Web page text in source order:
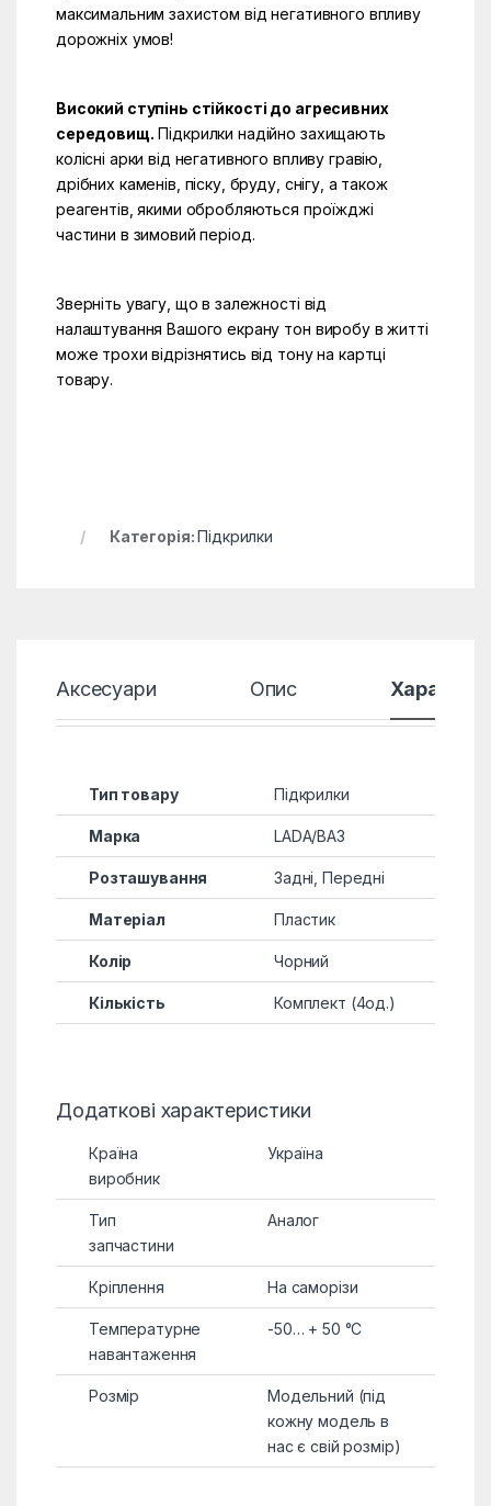
максимальним захистом від негативного впливу
дорожніх умов!
Високий ступінь стійкості до агресивних
середовищ. Підкрилки надійно захищають
колісні арки від негативного впливу гравію,
дрібних каменів, піску, бруду, снігу, а також
реагентів, якими обробляються проїжджі
частини в зимовий період.
Зверніть увагу, що в залежності від
налаштування Вашого екрану тон виробу в житті
може трохи відрізнятись від тону на картці
товару.
Категорія:Підкрилки
Аксесуари Опис
Тип товару Підкрилки
Марка LADA/ВАЗ
Розташування Задні, Передні
Матеріал Пластик
Колір Чорний
Кількість Комплект (4од.)
Додаткові характеристики
Країна
виробник
Україна
Тип
запчастини
Аналог
Кріплення На саморізи
Температурне
навантаження
-50… + 50 °C
Розмір
Модельний (під
кожну модель в
нас є свій розмір)